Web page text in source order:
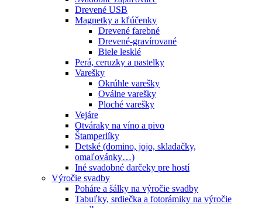
Drevené USB
Magnetky a kľúčenky
Drevené farebné
Drevené-gravírované
Biele lesklé
Perá, ceruzky a pastelky
Varešky
Okrúhle varešky
Oválne varešky
Ploché varešky
Vejáre
Otváraky na víno a pivo
Štamperlíky
Detské (domino, jojo, skladačky,
omaľovánky…)
Iné svadobné darčeky pre hostí
Výročie svadby
Poháre a šálky na výročie svadby
Tabuľky, srdiečka a fotorámiky na výročie